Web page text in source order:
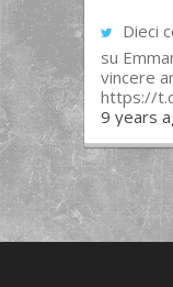
Dieci
su
vincere
https://
9 years